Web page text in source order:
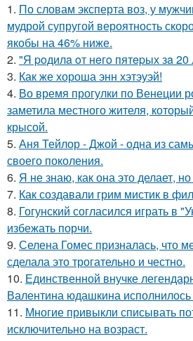
1. По словам эксперта воз, у
мудрой супругой вероятность
якобы на 46% ниже.
2. "Я poдилa oт нeгo пятepых зa 20
3. Как же хороша энн хэтэуэй!
4. Во время прогулки по Венеции
заметила местного жителя,
крысой.
5. Аня Тейлор - Джой - одна из
своего поколения.
6. Я не знаю, как она это делает,
7. Как создавали грим мистик в
8. Гогунский согласился играть в
избежать порчи.
9. Селена Гомес призналась, что
сделала это трогательно и честно.
10. Единственной внучке
Валентина юдашкина исполнилось
11. Многие привыкли списывать
исключительно на возраст.